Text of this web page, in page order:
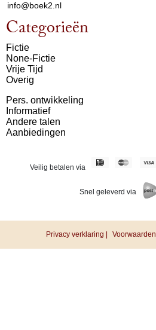
info@boek2.nl
Categorieën
Fictie
None-Fictie
Vrije Tijd
Overig
Pers. ontwikkeling
Informatief
Andere talen
Aanbiedingen
Veilig betalen via
Snel geleverd via
Privacy verklaring | Voorwaarden |